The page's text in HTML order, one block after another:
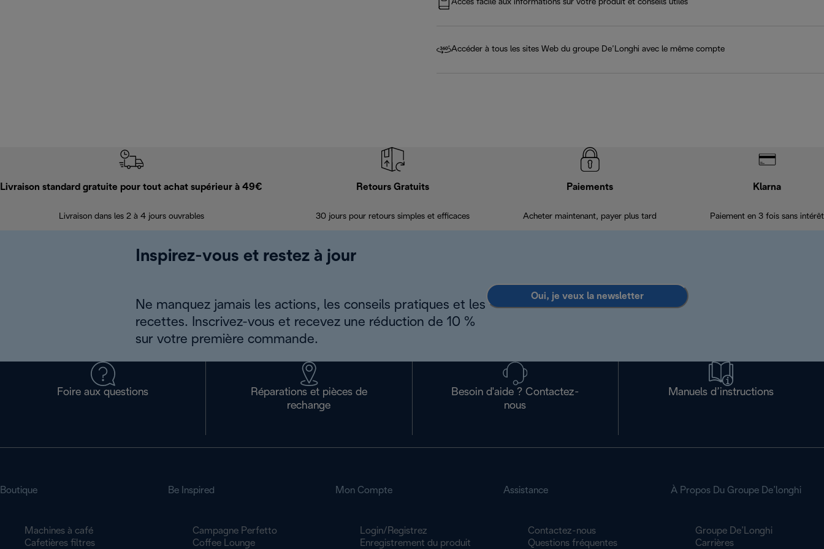
Accès facile aux informations sur votre produit et conseils utiles
Accéder à tous les sites Web du groupe De’Longhi avec le même compte
Livraison standard gratuite pour tout achat supérieur à 49€
Livraison dans les 2 à 4 jours ouvrables
Retours Gratuits
30 jours pour retours simples et efficaces
Paiements
Acheter maintenant, payer plus tard
Klarna
Paiement en 3 fois sans intérêt
Inspirez-vous et restez à jour
Ne manquez jamais les actions, les conseils pratiques et les
recettes. Inscrivez-vous et recevez une réduction de 10 %
sur votre première commande.
Oui, je veux la newsletter
Foire aux questions
Réparations et pièces de
rechange
Besoin d'aide ? Contactez-
nous
Manuels d’instructions
Boutique
Machines à café
Cafetières filtres
Be Inspired
Campagne Perfetto
Coffee Lounge
Mon Compte
Login/Registrez
Enregistrement du produit
Assistance
Contactez-nous
Questions fréquentes
À Propos Du Groupe De’longhi
Groupe De’Longhi
Carrières